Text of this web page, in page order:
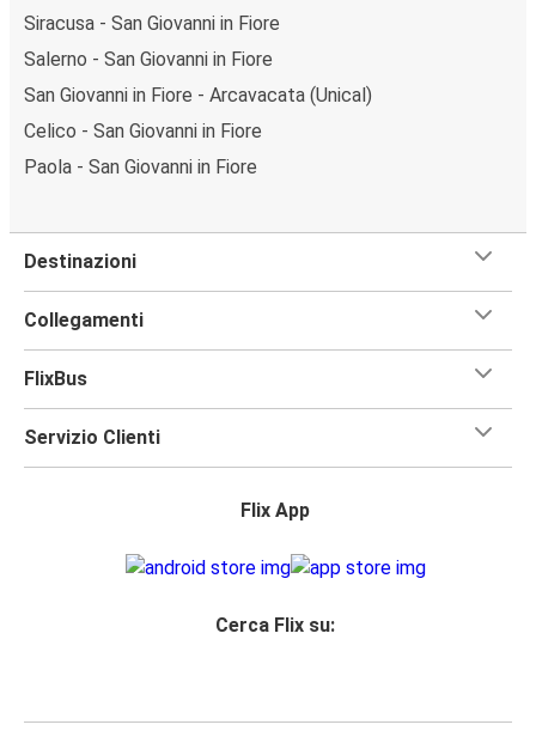
Siracusa - San Giovanni in Fiore
Salerno - San Giovanni in Fiore
San Giovanni in Fiore - Arcavacata (Unical)
Celico - San Giovanni in Fiore
Paola - San Giovanni in Fiore
Destinazioni
Collegamenti
FlixBus
Servizio Clienti
Flix App
Cerca Flix su: